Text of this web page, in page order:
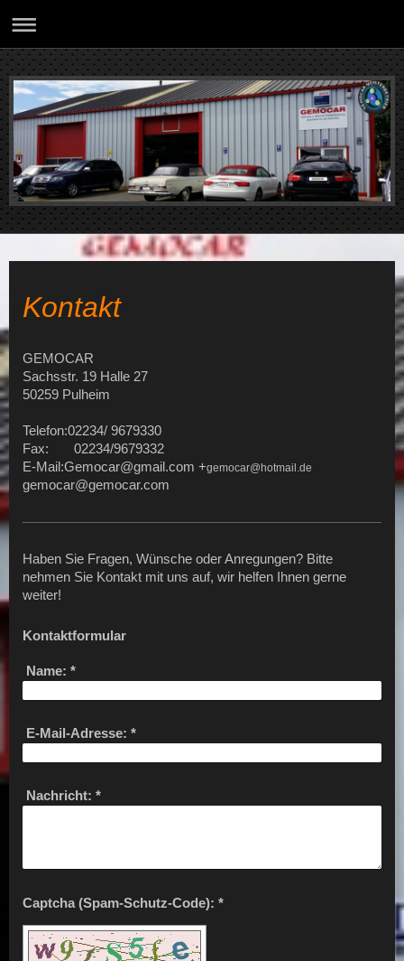
Kontakt
GEMOCAR
Sachsstr. 19 Halle 27
50259 Pulheim
Telefon:02234/ 9679330
Fax: 02234/9679332
E-Mail:Gemocar@gmail.com +gemocar@hotmail.de
gemocar@gemocar.com
Haben Sie Fragen, Wünsche oder Anregungen? Bitte
nehmen Sie Kontakt mit uns auf, wir helfen Ihnen gerne
weiter!
Kontaktformular
Name: *
E-Mail-Adresse: *
Nachricht: *
Captcha (Spam-Schutz-Code): *